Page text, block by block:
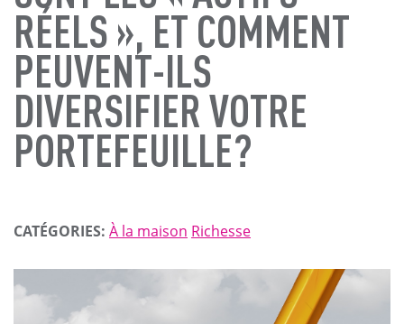
RÉELS », ET COMMENT
PEUVENT-ILS
DIVERSIFIER VOTRE
PORTEFEUILLE?
CATÉGORIES: À la maison Richesse